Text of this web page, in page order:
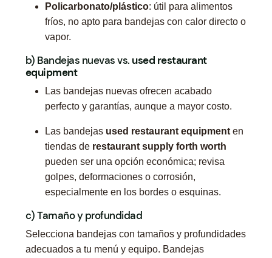
Policarbonato/plástico: útil para alimentos
fríos, no apto para bandejas con calor directo o
vapor.
b) Bandejas nuevas vs. used restaurant
equipment
Las bandejas nuevas ofrecen acabado
perfecto y garantías, aunque a mayor costo.
Las bandejas used restaurant equipment en
tiendas de restaurant supply forth worth
pueden ser una opción económica; revisa
golpes, deformaciones o corrosión,
especialmente en los bordes o esquinas.
c) Tamaño y profundidad
Selecciona bandejas con tamaños y profundidades
adecuados a tu menú y equipo. Bandejas